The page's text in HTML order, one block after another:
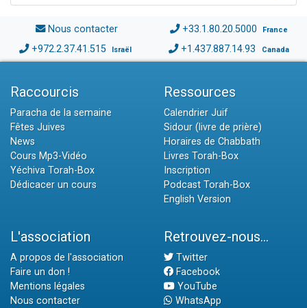
Nous contacter +33.1.80.20.5000 France
+972.2.37.41.515 Israël +1.437.887.14.93 Canada
Raccourcis
Paracha de la semaine
Fêtes Juives
News
Cours Mp3-Vidéo
Yéchiva Torah-Box
Dédicacer un cours
Ressources
Calendrier Juif
Sidour (livre de prière)
Horaires de Chabbath
Livres Torah-Box
Inscription
Podcast Torah-Box
English Version
L'association
A propos de l'association
Faire un don !
Mentions légales
Nous contacter
Retrouvez-nous...
Twitter
Facebook
YouTube
WhatsApp